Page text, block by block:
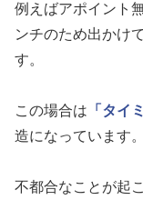
例えばアポイント
ンチのため出かけ
す。
この場合は 「タイ
造になっています。
不都合なことが起